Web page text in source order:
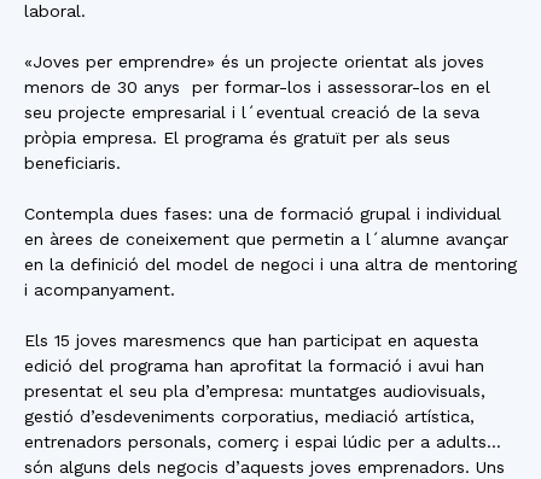
laboral.
«Joves per emprendre» és un projecte orientat als joves
menors de 30 anys per formar-los i assessorar-los en el
seu projecte empresarial i l´eventual creació de la seva
pròpia empresa. El programa és gratuït per als seus
beneficiaris.
Contempla dues fases: una de formació grupal i individual
en àrees de coneixement que permetin a l´alumne avançar
en la definició del model de negoci i una altra de mentoring
i acompanyament.
Els 15 joves maresmencs que han participat en aquesta
edició del programa han aprofitat la formació i avui han
presentat el seu pla d’empresa: muntatges audiovisuals,
gestió d’esdeveniments corporatius, mediació artística,
entrenadors personals, comerç i espai lúdic per a adults…
són alguns dels negocis d’aquests joves emprenadors. Uns